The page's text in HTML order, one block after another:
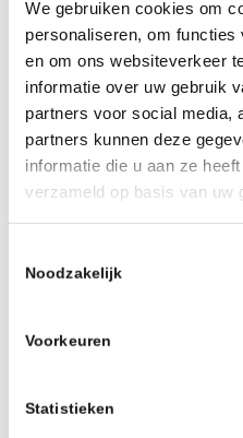
We gebruiken cookies om
personaliseren, om
en om ons websiteverkeer
informatie over uw gebruik
partners voor social media,
partners kunnen deze
informatie die u aan ze
verzameld op basis van uw
Noodzakelijk
Voorkeuren
Statistieken
BIVO ONE,
INSULATED